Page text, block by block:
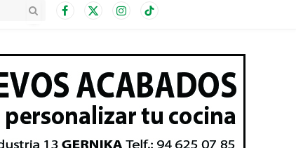
Facebook
X
InstagramTikTok